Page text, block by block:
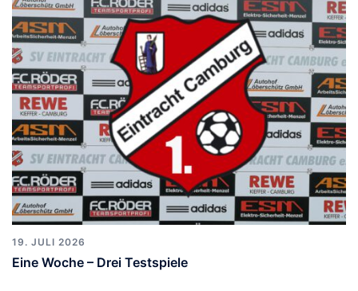
19. JULI 2026
Eine Woche – Drei Testspiele